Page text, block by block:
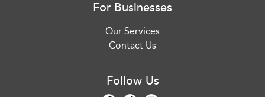
For Businesses
Our Services
Contact Us
Follow Us